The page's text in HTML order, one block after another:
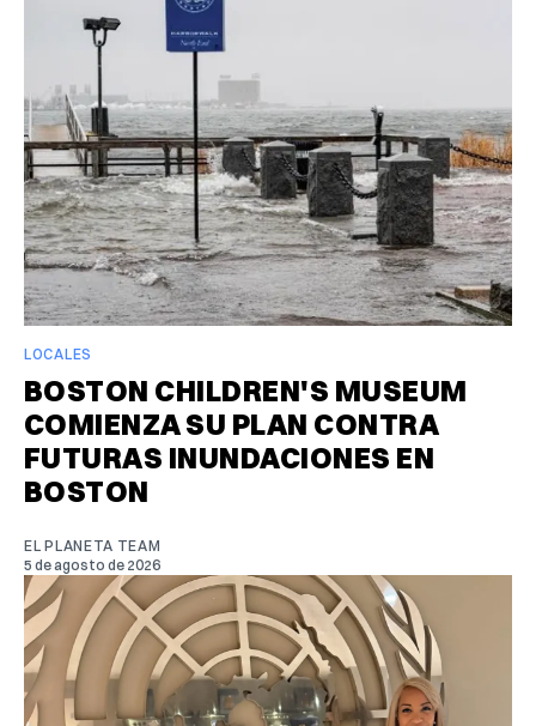
LOCALES
BOSTON CHILDREN'S MUSEUM
COMIENZA SU PLAN CONTRA
FUTURAS INUNDACIONES EN
BOSTON
EL PLANETA TEAM
5 de agosto de 2026